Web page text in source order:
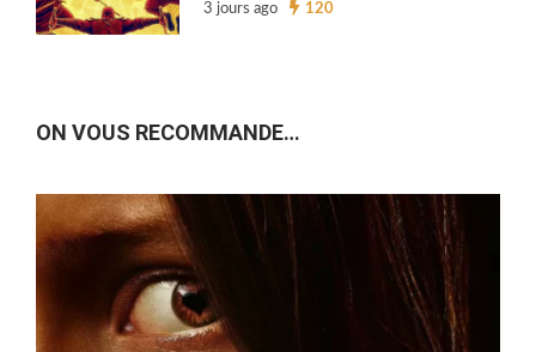
3 jours ago 120
ON VOUS RECOMMANDE…